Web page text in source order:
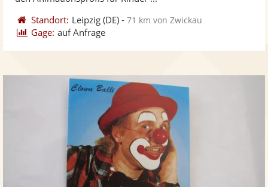
Standort: Leipzig (DE) -71 km von Zwickau
Gage: auf Anfrage